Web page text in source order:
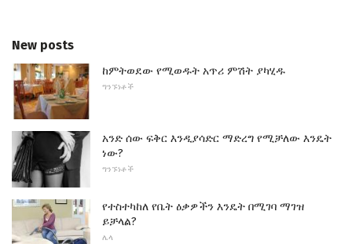
New posts
ከምትወደው የሚወዱት አጥሪ ምሽት ያካሂዱ
ግንኙነቶች
አንድ ሰው ፍቅር እንዲያሳድር ማድረግ የሚቻለው እንዴት
ነው?
ግንኙነቶች
የተስተካከለ የቤት ዕቃዎችን እንዴት በሚገባ ማገዝ
ይቻላል?
ሌላ